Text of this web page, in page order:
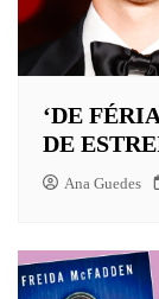
‘DE
DE
Ana Guedes